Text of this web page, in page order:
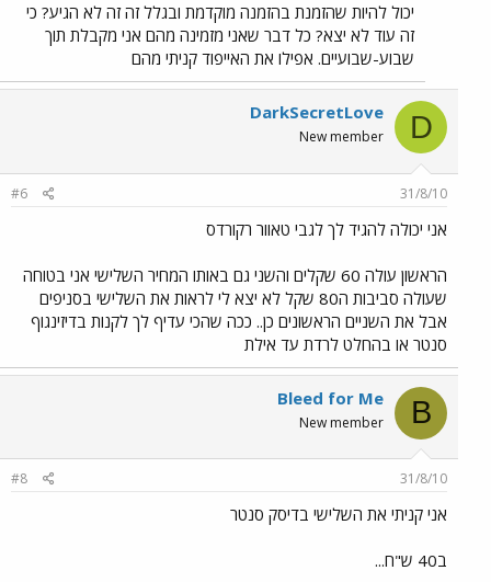
יכול להיות שהזמנת בהזמנה מוקדמת ובגלל זה זה לא הגיע? כי
זה עוד לא יצא? כל דבר שאני מזמינה מהם אני מקבלת תוך
שבוע-שבועיים. אפילו את האייפוד קניתי מהם
D
DarkSecretLove
New member
31/8/10
#6
אני יכולה להגיד לך לגבי טאוור רקורדס
הראשון עולה 60 שקלים והשני גם באותו המחיר השלישי אני בטוחה
שעולה סביבות ה80 שקל לא יצא לי לראות את השלישי בסניפים
אבל את השניים הראשונים כן.. ככה שהכי עדיף לך לקנות בדיזינגוף
סנטר או בהחלט לרדת עד אילת
B
Bleed for Me
New member
31/8/10
#8
אני קניתי את השלישי בדיסק סנטר
ב40 ש"ח...